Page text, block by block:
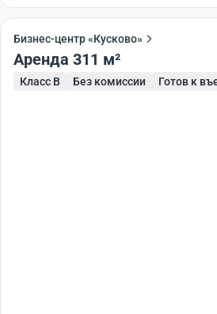
Бизнес-центр «Кусково»
Аренда 311 м²
Класс B Без комиссии Готов к